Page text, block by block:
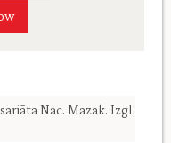
Nac. Mazak. Izgl.